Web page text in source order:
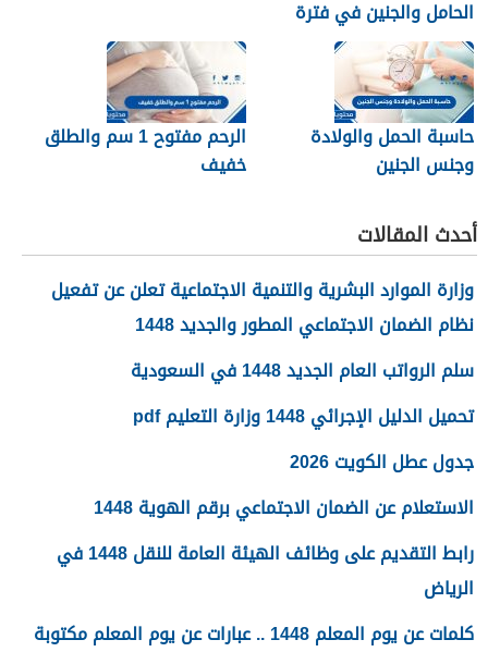
الحامل والجنين في فترة
الحمل
حاسبة الحمل والولادة
وجنس الجنين
الرحم مفتوح 1 سم والطلق
خفيف
أحدث المقالات
وزارة الموارد البشرية والتنمية الاجتماعية تعلن عن تفعيل
نظام الضمان الاجتماعي المطور والجديد 1448
سلم الرواتب العام الجديد 1448 في السعودية
تحميل الدليل الإجرائي 1448 وزارة التعليم pdf
جدول عطل الكويت 2026
الاستعلام عن الضمان الاجتماعي برقم الهوية 1448
رابط التقديم على وظائف الهيئة العامة للنقل 1448 في
الرياض
كلمات عن يوم المعلم 1448 .. عبارات عن يوم المعلم مكتوبة